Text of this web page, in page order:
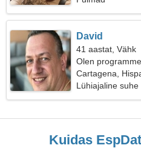
David
41 aastat, Vähk
Olen
Cartagena,
Lühiajaline suhe
Kuidas